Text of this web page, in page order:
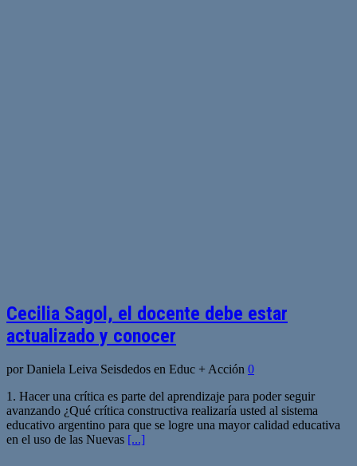
Cecilia Sagol, el docente debe estar
actualizado y conocer
por Daniela Leiva Seisdedos en Educ + Acción 0
1. Hacer una crítica es parte del aprendizaje para poder seguir
avanzando ¿Qué crítica constructiva realizaría usted al sistema
educativo argentino para que se logre una mayor calidad educativa
en el uso de las Nuevas [...]